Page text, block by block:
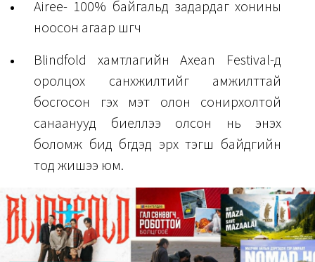
Airee- 100% байгальд задардаг хонины
ноосон агаар шүүгч
Blindfold хамтлагийн Axean Festival-д
оролцох санхүүжилтийг амжилттай
босгосон гэх мэт олон сонирхолтой
санаанууд биеллээ олсон нь энэхүү
боломж бид бүгдэд эрх тэгш байдгийн
тод жишээ юм.